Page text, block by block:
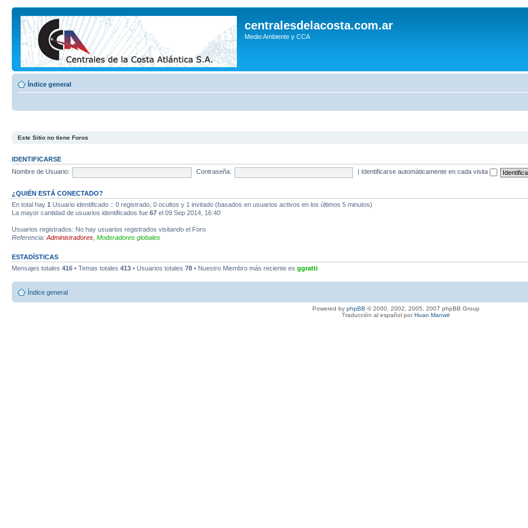
centralesdelacosta.com.ar
Medio Ambiente y CCA
Índice general
Este Sitio no tiene Foros
IDENTIFICARSE
Nombre de Usuario:
Contraseña: Identificarse automáticamente en cada visita
¿QUIÉN ESTÁ CONECTADO?
En total hay 1 Usuario identificado :: 0 registrado, 0 ocultos y 1 invitado (basados en usuarios activos en los últimos 5 minutos)
La mayor cantidad de usuarios identificados fue 67 el 09 Sep 2014, 16:40
Usuarios registrados: No hay usuarios registrados visitando el Foro
Referencia: Administradores Moderadores globales
ESTADÍSTICAS
Mensajes totales 416 • Temas totales 413 • Usuarios totales 78 • Nuestro Miembro más reciente es ggratti
Índice general
Powered by phpBB © 2000, 2002, 2005, 2007 phpBB Group
Traducción al español porHuan Manwë